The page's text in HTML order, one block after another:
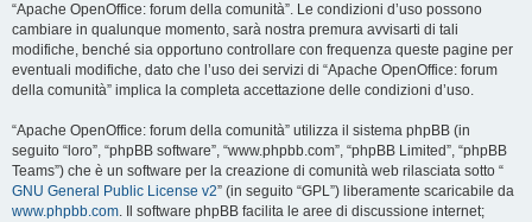
“Apache OpenOffice: forum della comunità”. Le condizioni d’uso possono
cambiare in qualunque momento, sarà nostra premura avvisarti di tali
modifiche, benché sia opportuno controllare con frequenza queste pagine per
eventuali modifiche, dato che l’uso dei servizi di “Apache OpenOffice: forum
della comunità” implica la completa accettazione delle condizioni d’uso.
“Apache OpenOffice: forum della comunità” utilizza il sistema phpBB (in
seguito “loro”, “phpBB software”, “www.phpbb.com”, “phpBB Limited”, “phpBB
Teams”) che è un software per la creazione di comunità web rilasciata sotto “
GNU General Public License v2” (in seguito “GPL”) liberamente scaricabile da
www.phpbb.com. Il software phpBB facilita le aree di discussione internet;